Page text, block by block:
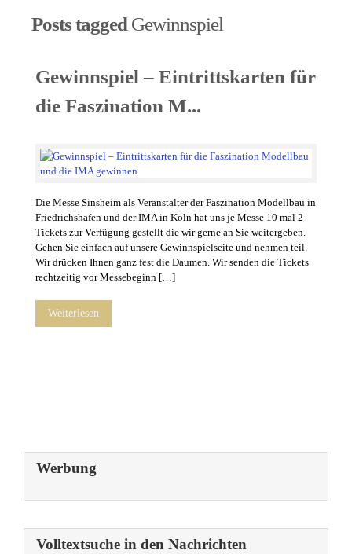
Posts tagged Gewinnspiel
Gewinnspiel – Eintrittskarten für
die Faszination M...
Die Messe Sinsheim als Veranstalter der Faszination Modellbau in
Friedrichshafen und der IMA in Köln hat uns je Messe 10 mal 2
Tickets zur Verfügung gestellt die wir gerne an Sie weitergeben.
Gehen Sie einfach auf unsere Gewinnspielseite und nehmen teil.
Wir drücken Ihnen ganz fest die Daumen. Wir senden die Tickets
rechtzeitig vor Messebeginn […]
Weiterlesen
Werbung
Volltextsuche in den Nachrichten